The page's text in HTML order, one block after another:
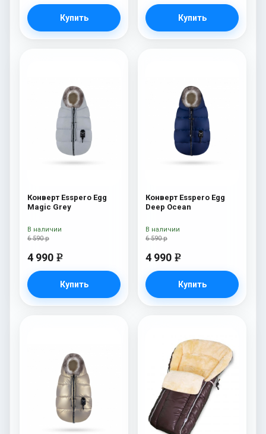
Купить Купить
Конверт Esspero Egg
Magic Grey
6 590 р
4 990 e
Купить
В наличии
Конверт Esspero Egg
Deep Ocean
6 590 р
4 990 e
Купить
В наличии